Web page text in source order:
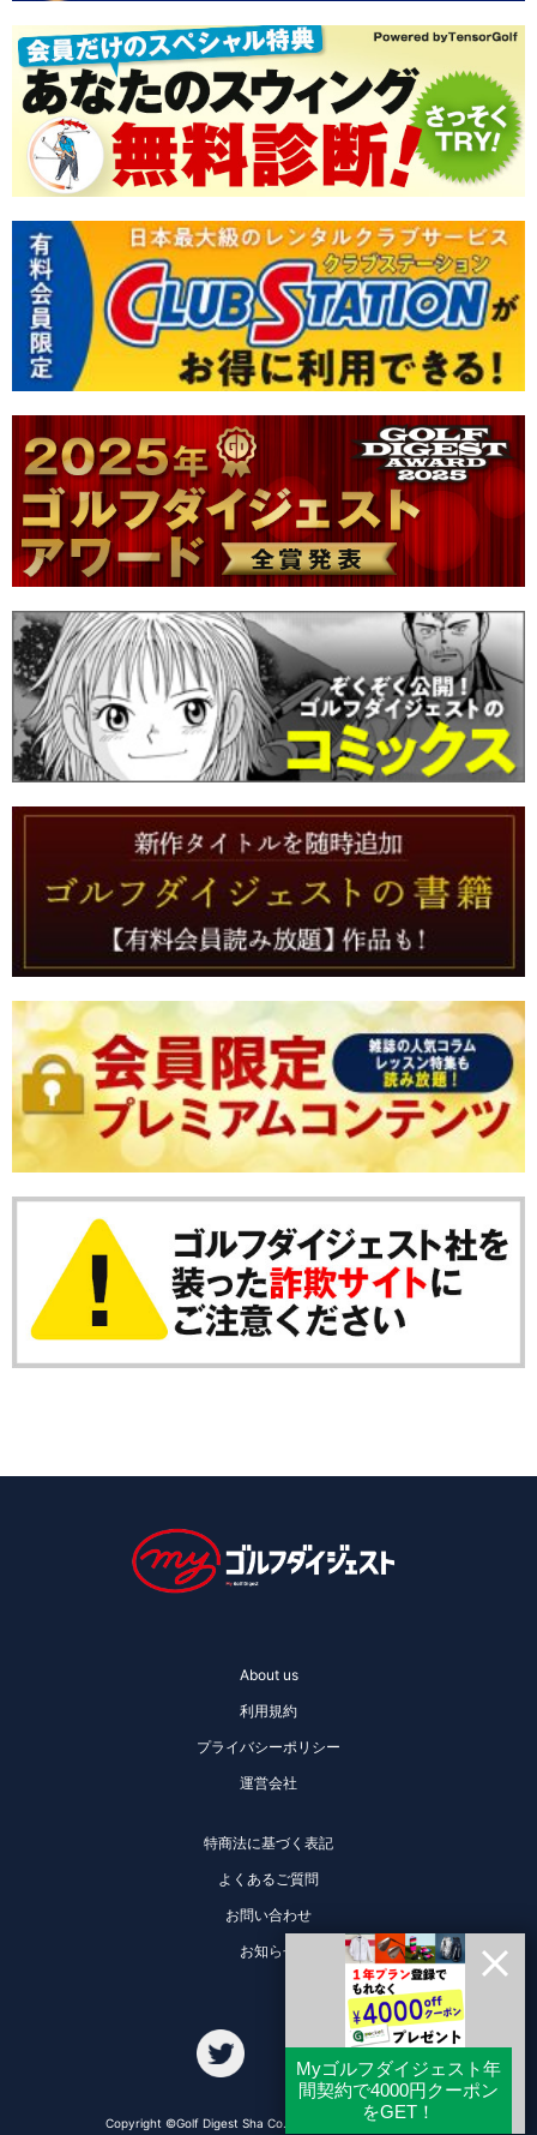
About us
利用規約
プライバシーポリシー
運営会社
特商法に基づく表記
よくあるご質問
お問い合わせ
お知らせ
Copyright ©Golf Digest Sha Co., Ltd. All Rights Reserved.